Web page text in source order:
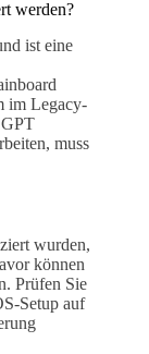
werden?
ist eine
im Legacy-
muss
wurden,
können
Prüfen Sie
Setup auf